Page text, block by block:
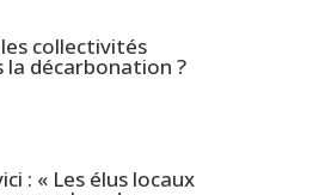
collectivités
la décarbonation ?
: « Les élus locaux